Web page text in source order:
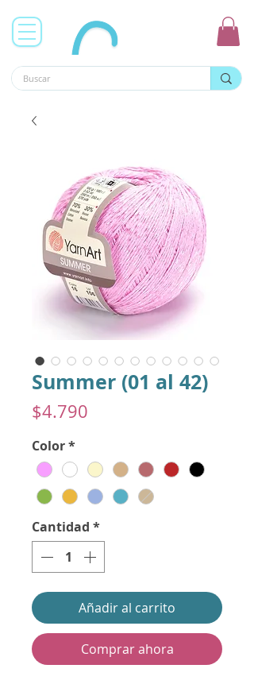
Summer (01 al 42)
$4.790
Color*
Cantidad *
Añadir al carrito
Comprar ahora